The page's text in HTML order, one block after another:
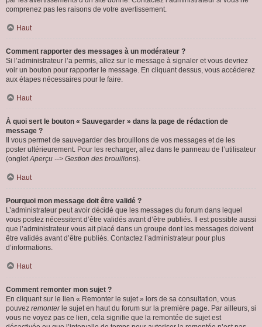
comprenez pas les raisons de votre avertissement.
Haut
Comment rapporter des messages à un modérateur ?
Si l’administrateur l’a permis, allez sur le message à signaler et vous devriez
voir un bouton pour rapporter le message. En cliquant dessus, vous accéderez
aux étapes nécessaires pour le faire.
Haut
À quoi sert le bouton « Sauvegarder » dans la page de rédaction de
message ?
Il vous permet de sauvegarder des brouillons de vos messages et de les
poster ultérieurement. Pour les recharger, allez dans le panneau de l’utilisateur
(ongletAperçu --> Gestion des brouillons).
Haut
Pourquoi mon message doit être validé ?
L’administrateur peut avoir décidé que les messages du forum dans lequel
vous postez nécessitent d’être validés avant d’être publiés. Il est possible aussi
que l’administrateur vous ait placé dans un groupe dont les messages doivent
être validés avant d’être publiés. Contactez l’administrateur pour plus
d’informations.
Haut
Comment remonter mon sujet ?
En cliquant sur le lien « Remonter le sujet » lors de sa consultation, vous
pouvez remonterle sujet en haut du forum sur la première page. Par ailleurs, si
vous ne voyez pas ce lien, cela signifie que la remontée de sujet est